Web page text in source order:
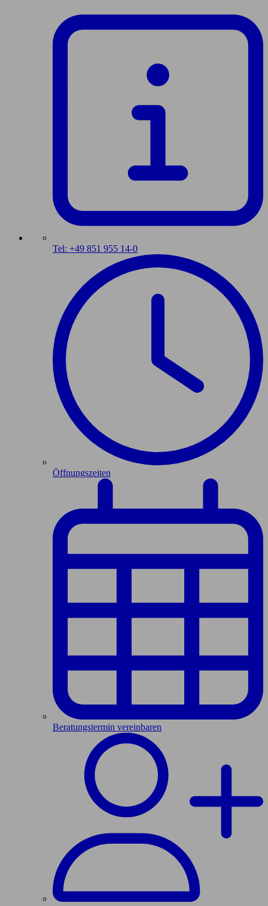
Tel: +49 851 955 14-0
Öffnungszeiten
Beratungstermin vereinbaren